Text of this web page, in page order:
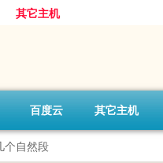
其它主机
百度云 其它主机
个自然段